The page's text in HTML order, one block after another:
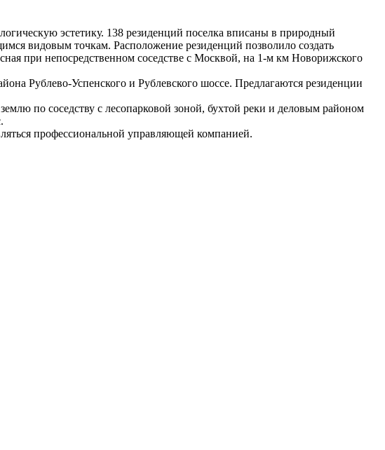
эстетику. 138 резиденций поселка вписаны в природный
видовым точкам. Расположение резиденций позволило создать
при непосредственном соседстве с Москвой, на 1-м км Новорижского
Рублево-Успенского и Рублевского шоссе. Предлагаются резиденции
по соседству с лесопарковой зоной, бухтой реки и деловым районом
профессиональной управляющей компанией.